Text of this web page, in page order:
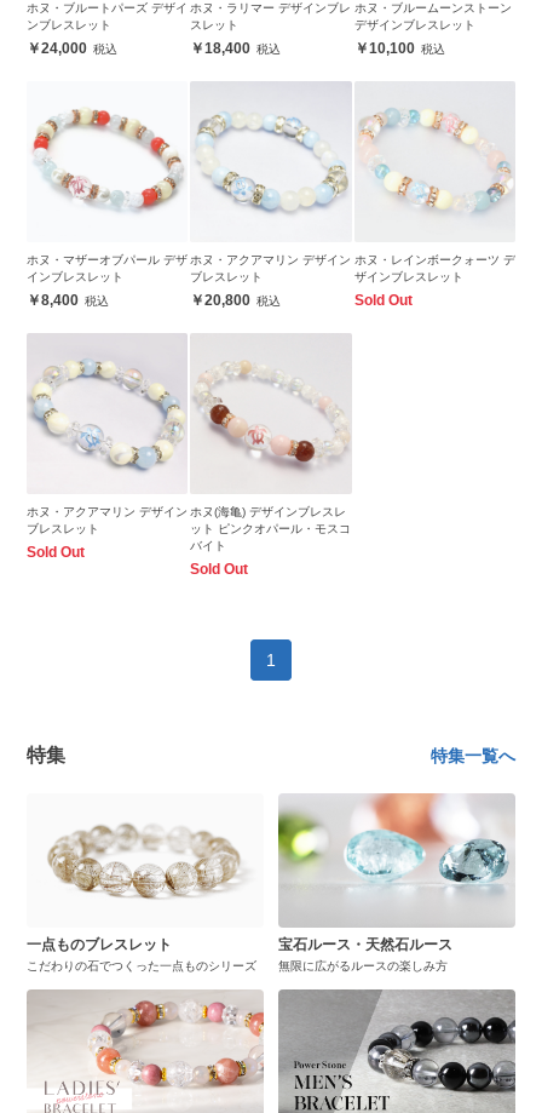
ホヌ・ブルートパーズ デザイ
ンブレスレット
24,000
ホヌ・ラリマー デザインブレ
スレット
18,400
ホヌ・ブルームーンストーン
デザインブレスレット
10,100
ホヌ・マザーオブパール デザ
インブレスレット
8,400
ホヌ・アクアマリン デザイン
ブレスレット
20,800
ホヌ・レインボークォーツ デ
ザインブレスレット
Sold Out
ホヌ・アクアマリン デザイン
ブレスレット
Sold Out
ホヌ(海亀) デザインブレスレ
ット ピンクオパール・モスコ
バイト
Sold Out
1
特集 特集一覧へ
一点ものブレスレット
こだわりの石でつくった一点ものシリーズ
宝石ルース・天然石ルース
無限に広がるルースの楽しみ方